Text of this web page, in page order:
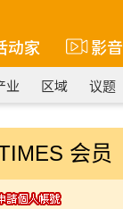
动家 影音
业 区域 议题
会员